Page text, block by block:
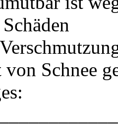
Schnee